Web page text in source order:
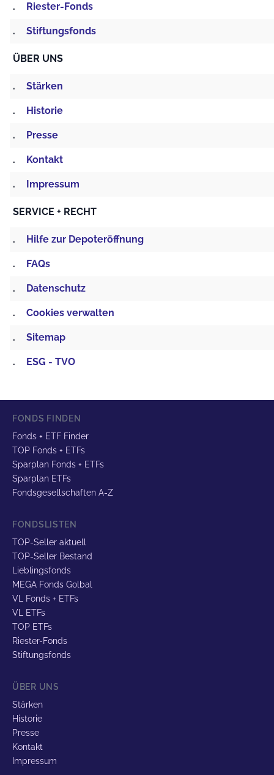
. Riester-Fonds
. Stiftungsfonds
ÜBER UNS
. Stärken
. Historie
. Presse
. Kontakt
. Impressum
SERVICE + RECHT
. Hilfe zur Depoteröffnung
. FAQs
. Datenschutz
. Cookies verwalten
. Sitemap
. ESG - TVO
FONDS FINDEN
Fonds + ETF Finder
TOP Fonds + ETFs
Sparplan Fonds + ETFs
Sparplan ETFs
Fondsgesellschaften A-Z
FONDSLISTEN
TOP-Seller aktuell
TOP-Seller Bestand
Lieblingsfonds
MEGA Fonds Golbal
VL Fonds + ETFs
VL ETFs
TOP ETFs
Riester-Fonds
Stiftungsfonds
ÜBER UNS
Stärken
Historie
Presse
Kontakt
Impressum